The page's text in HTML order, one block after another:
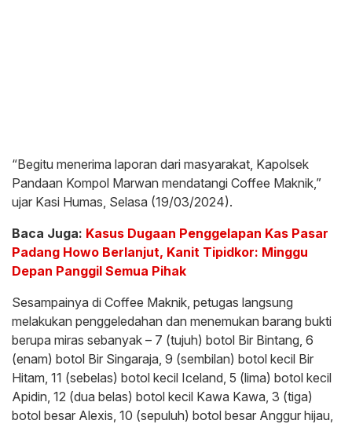
“Begitu menerima laporan dari masyarakat, Kapolsek
Pandaan Kompol Marwan mendatangi Coffee Maknik,”
ujar Kasi Humas, Selasa (19/03/2024).
Baca Juga: Kasus Dugaan Penggelapan Kas Pasar
Padang Howo Berlanjut, Kanit Tipidkor: Minggu
Depan Panggil Semua Pihak
Sesampainya di Coffee Maknik, petugas langsung
melakukan penggeledahan dan menemukan barang bukti
berupa miras sebanyak – 7 (tujuh) botol Bir Bintang, 6
(enam) botol Bir Singaraja, 9 (sembilan) botol kecil Bir
Hitam, 11 (sebelas) botol kecil Iceland, 5 (lima) botol kecil
Apidin, 12 (dua belas) botol kecil Kawa Kawa, 3 (tiga)
botol besar Alexis, 10 (sepuluh) botol besar Anggur hijau,